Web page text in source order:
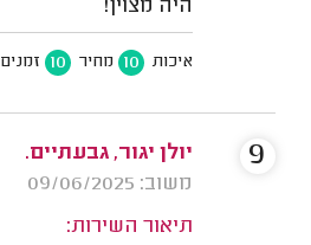
היה מצוין!
איכות 10 מחיר 10 זמנים
יולן יגור, גבעתיים.
משוב: 09/06/2025
תיאור השירות:
9